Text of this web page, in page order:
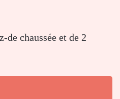
de chaussée et de 2